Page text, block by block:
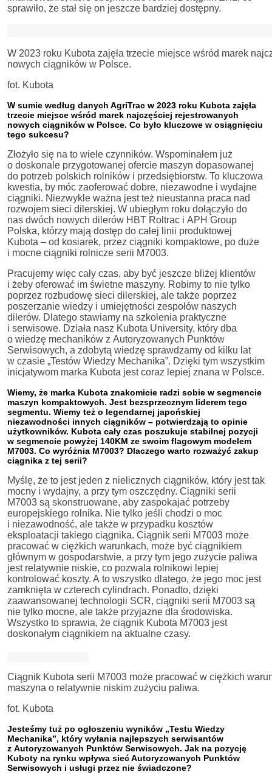
sprawiło, że stał się on jeszcze bardziej dostępny.
W 2023 roku Kubota zajęła trzecie miejsce wśród marek
nowych ciągników w Polsce.
fot. Kubota
W sumie według danych AgriTrac w 2023 roku Kubota zajęła
trzecie miejsce wśród marek najczęściej rejestrowanych
nowych ciągników w Polsce. Co było kluczowe w osiągnięciu
tego sukcesu?
Złożyło się na to wiele czynników. Wspominałem już
o doskonale przygotowanej ofercie maszyn dopasowanej
do potrzeb polskich rolników i przedsiębiorstw. To kluczowa
kwestia, by móc zaoferować dobre, niezawodne i wydajne
ciągniki. Niezwykle ważna jest też nieustanna praca nad
rozwojem sieci dilerskiej. W ubiegłym roku dołączyło do
nas dwóch nowych dilerów HBT Roltrac i APH Group
Polska, którzy mają dostęp do całej linii produktowej
Kubota – od kosiarek, przez ciągniki kompaktowe, po duże
i mocne ciągniki rolnicze serii M7003.
Pracujemy więc cały czas, aby być jeszcze bliżej klientów
i żeby oferować im świetne maszyny. Robimy to nie tylko
poprzez rozbudowę sieci dilerskiej, ale także poprzez
poszerzanie wiedzy i umiejętności zespołów naszych
dilerów. Dlatego stawiamy na szkolenia praktyczne
i serwisowe. Działa nasz Kubota University, który dba
o wiedzę mechaników z Autoryzowanych Punktów
Serwisowych, a zdobytą wiedzę sprawdzamy od kilku lat
w czasie „Testów Wiedzy Mechanika”. Dzięki tym wszystkim
inicjatywom marka Kubota jest coraz lepiej znana w Polsce.
Wiemy, że marka Kubota znakomicie radzi sobie w segmencie
maszyn kompaktowych. Jest bezsprzecznym liderem tego
segmentu. Wiemy też o legendarnej japońskiej
niezawodności innych ciągników – potwierdzają to opinie
użytkowników. Kubota cały czas poszukuje stabilnej pozycji
w segmencie powyżej 140KM ze swoim flagowym modelem
M7003. Co wyróżnia M7003? Dlaczego warto rozważyć zakup
ciągnika z tej serii?
Myślę, że to jest jeden z nielicznych ciągników, który jest tak
mocny i wydajny, a przy tym oszczędny. Ciągniki serii
M7003 są skonstruowane, aby zaspokajać potrzeby
europejskiego rolnika. Nie tylko jeśli chodzi o moc
i niezawodność, ale także w przypadku kosztów
eksploatacji takiego ciągnika. Ciągnik serii M7003 może
pracować w ciężkich warunkach, może być ciągnikiem
głównym w gospodarstwie, a przy tym jego zużycie paliwa
jest relatywnie niskie, co pozwala rolnikowi lepiej
kontrolować koszty. A to wszystko dlatego, że jego moc jest
zamknięta w czterech cylindrach. Ponadto, dzięki
zaawansowanej technologii SCR, ciągniki serii M7003 są
nie tylko mocne, ale także przyjazne dla środowiska.
Wszystko to sprawia, że ciągnik Kubota M7003 jest
doskonałym ciągnikiem na aktualne czasy.
Ciągnik Kubota serii M7003 może pracować w ciężkich
maszyna o relatywnie niskim zużyciu paliwa.
fot. Kubota
Jesteśmy tuż po ogłoszeniu wyników „Testu Wiedzy
Mechanika”, który wyłania najlepszych serwisantów
z Autoryzowanych Punktów Serwisowych. Jak na pozycję
Kuboty na rynku wpływa sieć Autoryzowanych Punktów
Serwisowych i usługi przez nie świadczone?